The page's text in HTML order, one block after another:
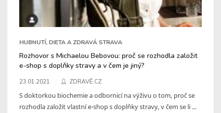
HUBNUTÍ, DIETA A ZDRAVÁ STRAVA
Rozhovor s Michaelou Bebovou: proč se rozhodla založit
e-shop s doplňky stravy a v čem je jiný?
23.01.2021 ZDRAVĚ.CZ
S doktorkou biochemie a odbornicí na výživu o tom, proč se
rozhodla založit vlastní e-shop s doplňky stravy, v čem se li ...